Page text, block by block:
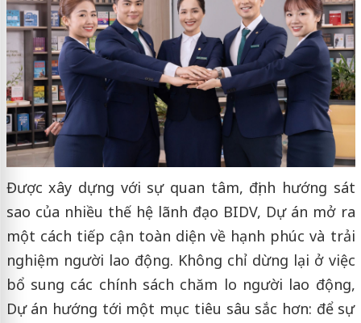
Được xây dựng với sự quan tâm, định hướng sát
sao của nhiều thế hệ lãnh đạo BIDV, Dự án mở ra
một cách tiếp cận toàn diện về hạnh phúc và trải
nghiệm người lao động. Không chỉ dừng lại ở việc
bổ sung các chính sách chăm lo người lao động,
Dự án hướng tới một mục tiêu sâu sắc hơn: để sự